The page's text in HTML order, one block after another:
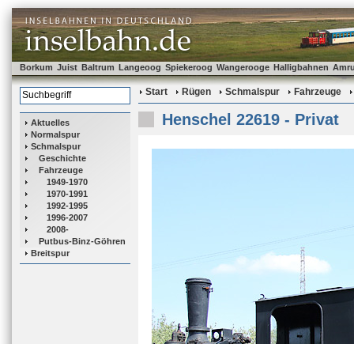
Borkum Juist Baltrum Langeoog Spiekeroog Wangerooge Halligbahnen
Aktuelles
Normalspur
Schmalspur
Geschichte
Fahrzeuge
1949-1970
1970-1991
1992-1995
1996-2007
2008-
Putbus-Binz-Göhren
Breitspur
Start Rügen Schmalspur Fahrzeuge
Henschel 22619 - Privat